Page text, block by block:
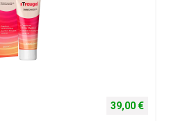
Izvorna
39,00 €